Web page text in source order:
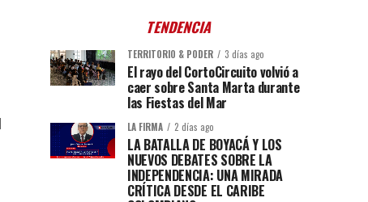
TENDENCIA
TERRITORIO & PODER 3 días ago
El rayo del CortoCircuito volvió a
caer sobre Santa Marta durante
las Fiestas del Mar
LA FIRMA 2 días ago
LA BATALLA DE BOYACÁ Y LOS
NUEVOS DEBATES SOBRE LA
INDEPENDENCIA: UNA MIRADA
CRÍTICA DESDE EL CARIBE